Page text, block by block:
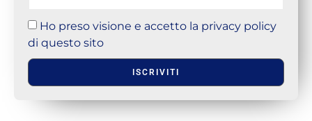
Ho preso visione e accetto la privacy policy
di questo sito
ISCRIVITI